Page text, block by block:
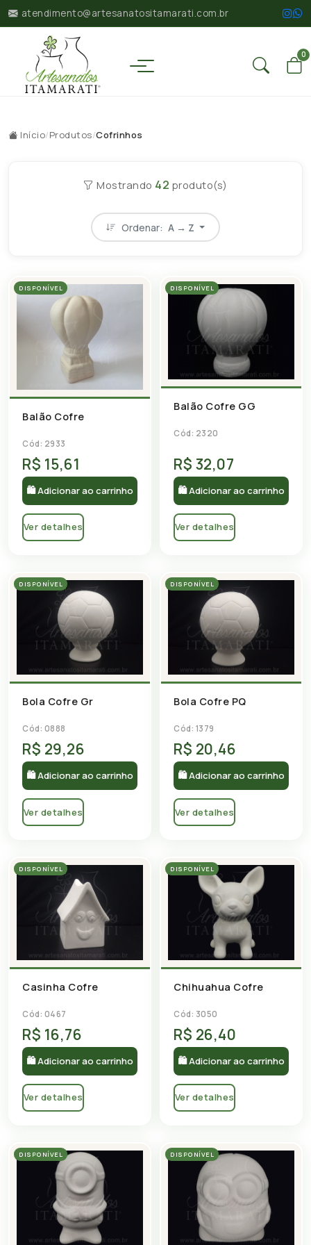
atendimento@artesanatositamarati.com.br
0
Início/Produtos/Cofrinhos
Mostrando 42 produto(s)
Ordenar: A → Z
DISPONÍVEL
Balão Cofre
Cód: 2933
R$ 15,61
🛍 Adicionar ao carrinho
Ver detalhes
DISPONÍVEL
Balão Cofre GG
Cód: 2320
R$ 32,07
🛍 Adicionar ao carrinho
Ver detalhes
DISPONÍVEL
Bola Cofre Gr
Cód: 0888
R$ 29,26
🛍 Adicionar ao carrinho
Ver detalhes
DISPONÍVEL
Bola Cofre PQ
Cód: 1379
R$ 20,46
🛍 Adicionar ao carrinho
Ver detalhes
DISPONÍVEL
Casinha Cofre
Cód: 0467
R$ 16,76
🛍 Adicionar ao carrinho
Ver detalhes
DISPONÍVEL
Chihuahua Cofre
Cód: 3050
R$ 26,40
🛍 Adicionar ao carrinho
Ver detalhes
DISPONÍVEL DISPONÍVEL